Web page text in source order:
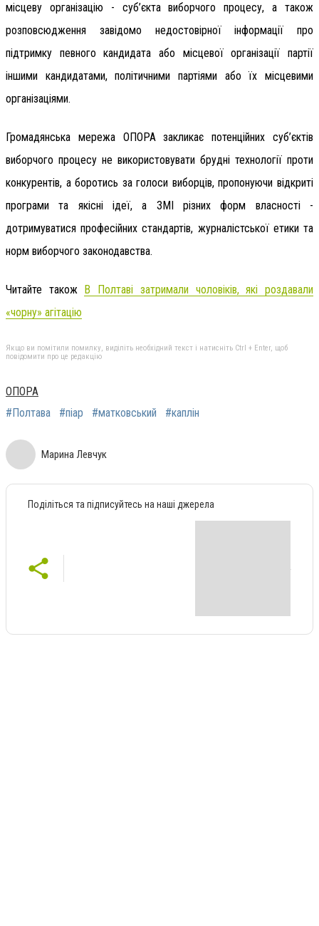
місцеву організацію - суб’єкта виборчого процесу, а також
розповсюдження завідомо недостовірної інформації про
підтримку певного кандидата або місцевої організації партії
іншими кандидатами, політичними партіями або їх місцевими
організаціями.
Громадянська мережа ОПОРА закликає потенційних суб’єктів
виборчого процесу не використовувати брудні технології проти
конкурентів, а боротись за голоси виборців, пропонуючи відкриті
програми та якісні ідеї, а ЗМІ різних форм власності -
дотримуватися професійних стандартів, журналістської етики та
норм виборчого законодавства.
Читайте також В Полтаві затримали чоловіків, які роздавали
«чорну» агітацію
Якщо ви помітили помилку, виділіть необхідний текст і натисніть Ctrl + Enter, щоб
повідомити про це редакцію
ОПОРА
#Полтава
#піар #матковський #каплін
Марина Левчук
Поділіться та підписуйтесь на наші джерела